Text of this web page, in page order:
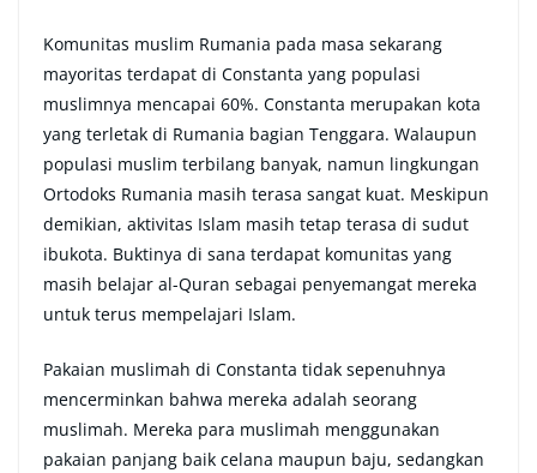
Komunitas muslim Rumania pada masa sekarang
mayoritas terdapat di Constanta yang populasi
muslimnya mencapai 60%. Constanta merupakan kota
yang terletak di Rumania bagian Tenggara. Walaupun
populasi muslim terbilang banyak, namun lingkungan
Ortodoks Rumania masih terasa sangat kuat. Meskipun
demikian, aktivitas Islam masih tetap terasa di sudut
ibukota. Buktinya di sana terdapat komunitas yang
masih belajar al-Quran sebagai penyemangat mereka
untuk terus mempelajari Islam.
Pakaian muslimah di Constanta tidak sepenuhnya
mencerminkan bahwa mereka adalah seorang
muslimah. Mereka para muslimah menggunakan
pakaian panjang baik celana maupun baju, sedangkan